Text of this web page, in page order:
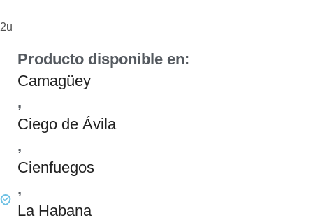
2u
Producto disponible en:
Camagüey
,
Ciego de Ávila
,
Cienfuegos
,
La Habana